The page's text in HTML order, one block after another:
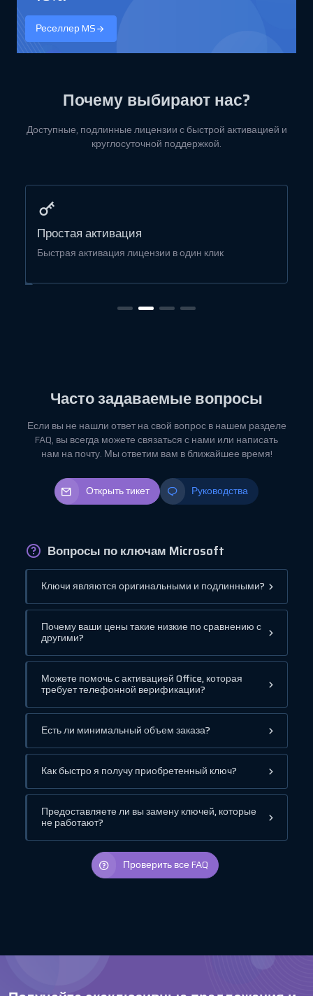
Реселлер MS
Почему выбирают нас?
Доступные, подлинные лицензии с быстрой активацией и
круглосуточной поддержкой.
Простая активация
Быстрая активация лицензии в один клик
Часто задаваемые вопросы
Если вы не нашли ответ на свой вопрос в нашем разделе
FAQ, вы всегда можете связаться с нами или написать
нам на почту. Мы ответим вам в ближайшее время!
Открыть тикет Руководства
Вопросы по ключам Microsoft
Ключи являются оригинальными и подлинными?
Почему ваши цены такие низкие по сравнению с
другими?
Можете помочь с активацией Office, которая
требует телефонной верификации?
Есть ли минимальный объем заказа?
Как быстро я получу приобретенный ключ?
Предоставляете ли вы замену ключей, которые
не работают?
Проверить все FAQ